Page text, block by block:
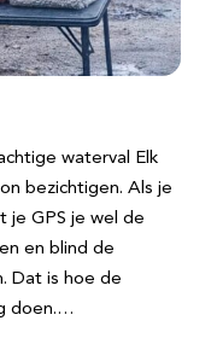
waterval Elk
bezichtigen. Als je
je GPS je wel de
en blind de
Dat is hoe de
doen.…